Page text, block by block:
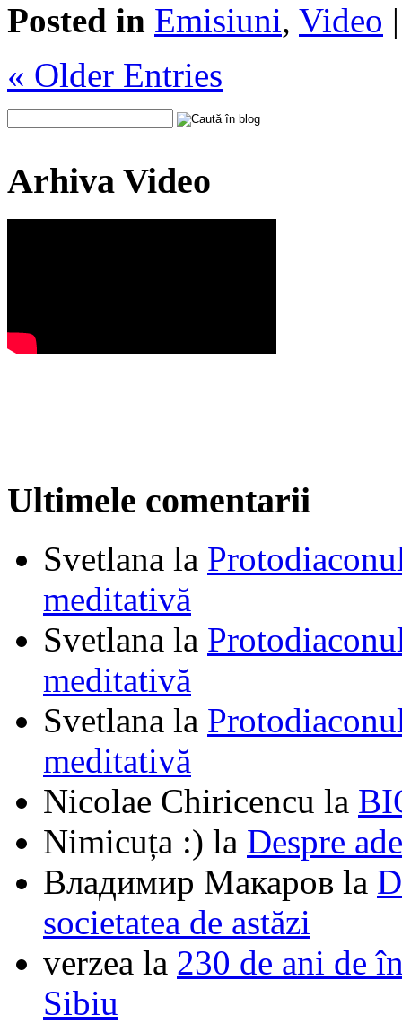
Posted in Emisiuni, Video
« Older Entries
Arhiva Video
Ultimele comentarii
Svetlana la
meditativă
Svetlana la
meditativă
Svetlana la
meditativă
Nicolae Chiricencu la
Nimicuța :) la Despre
Владимир Макаров la
societatea de astăzi
verzea la 230 de ani de
Sibiu